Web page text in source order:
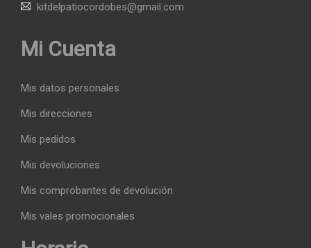
kitdelpatiocordobes@gmail.com
Mi Cuenta
Mis datos personales
Mis direcciones
Mis pedidos
Mis devoluciones
Mis comprobantes de devolución
Mis vales promocionales